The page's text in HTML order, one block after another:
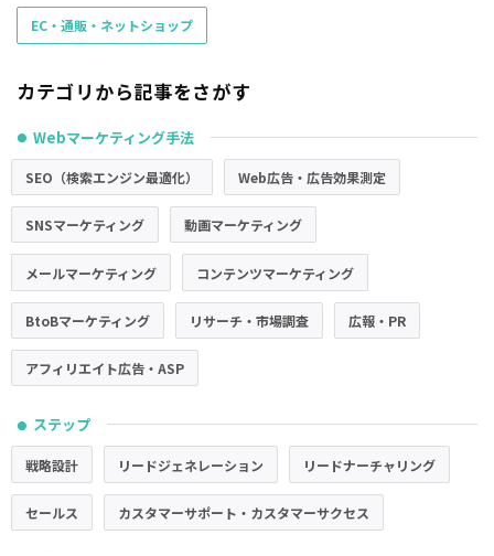
EC・通販・ネットショップ
カテゴリから記事をさがす
● Webマーケティング手法
SEO（検索エンジン最適化） Web広告・広告効果測定
SNSマーケティング 動画マーケティング
メールマーケティング コンテンツマーケティング
BtoBマーケティング リサーチ・市場調査 広報・PR
アフィリエイト広告・ASP
● ステップ
戦略設計 リードジェネレーション リードナーチャリング
セールス カスタマーサポート・カスタマーサクセス